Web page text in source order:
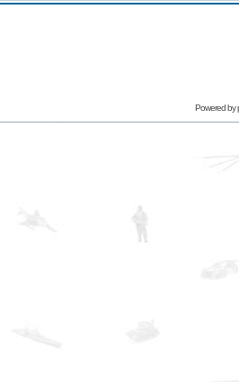
Powered by